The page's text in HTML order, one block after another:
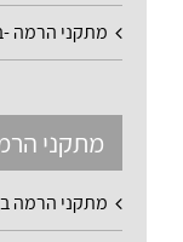
מתקני הרמה
מתקני
מתקני הרמה